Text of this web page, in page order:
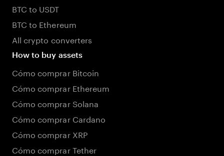
BTC to USDT
BTC to Ethereum
All crypto converters
How to buy assets
Cómo comprar Bitcoin
Cómo comprar Ethereum
Cómo comprar Solana
Cómo comprar Cardano
Cómo comprar XRP
Cómo comprar Tether